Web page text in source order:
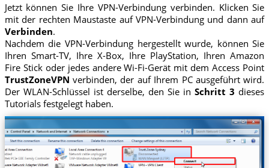
Jetzt können Sie Ihre VPN-Verbindung verbinden. Klicken Sie
mit der rechten Maustaste auf VPN-Verbindung und dann auf
Verbinden.
Nachdem die VPN-Verbindung hergestellt wurde, können Sie
Ihren Smart-TV, Ihre X-Box, Ihre PlayStation, Ihren Amazon
Fire Stick oder jedes andere Wi-Fi-Gerät mit dem Access Point
TrustZoneVPN verbinden, der auf Ihrem PC ausgeführt wird.
Der WLAN-Schlüssel ist derselbe, den Sie inSchritt 3 dieses
Tutorials festgelegt haben.